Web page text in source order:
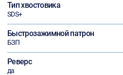
Тип хвостовика
SDS+
Быстрозажимной патрон
БЗП
Реверс
да